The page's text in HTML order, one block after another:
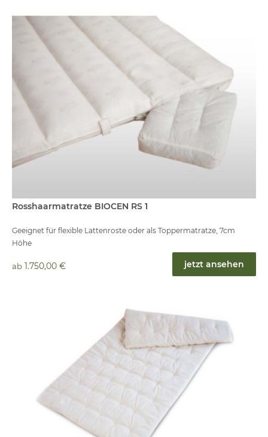
Rosshaarmatratze BIOCEN RS 1
Geeignet für flexible Lattenroste oder als Toppermatratze, 7cm
Höhe
ab 1.750,00 € jetzt ansehen